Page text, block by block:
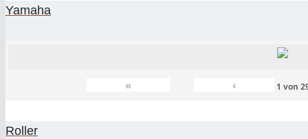
Yamaha
« ‹ 1 von
Roller